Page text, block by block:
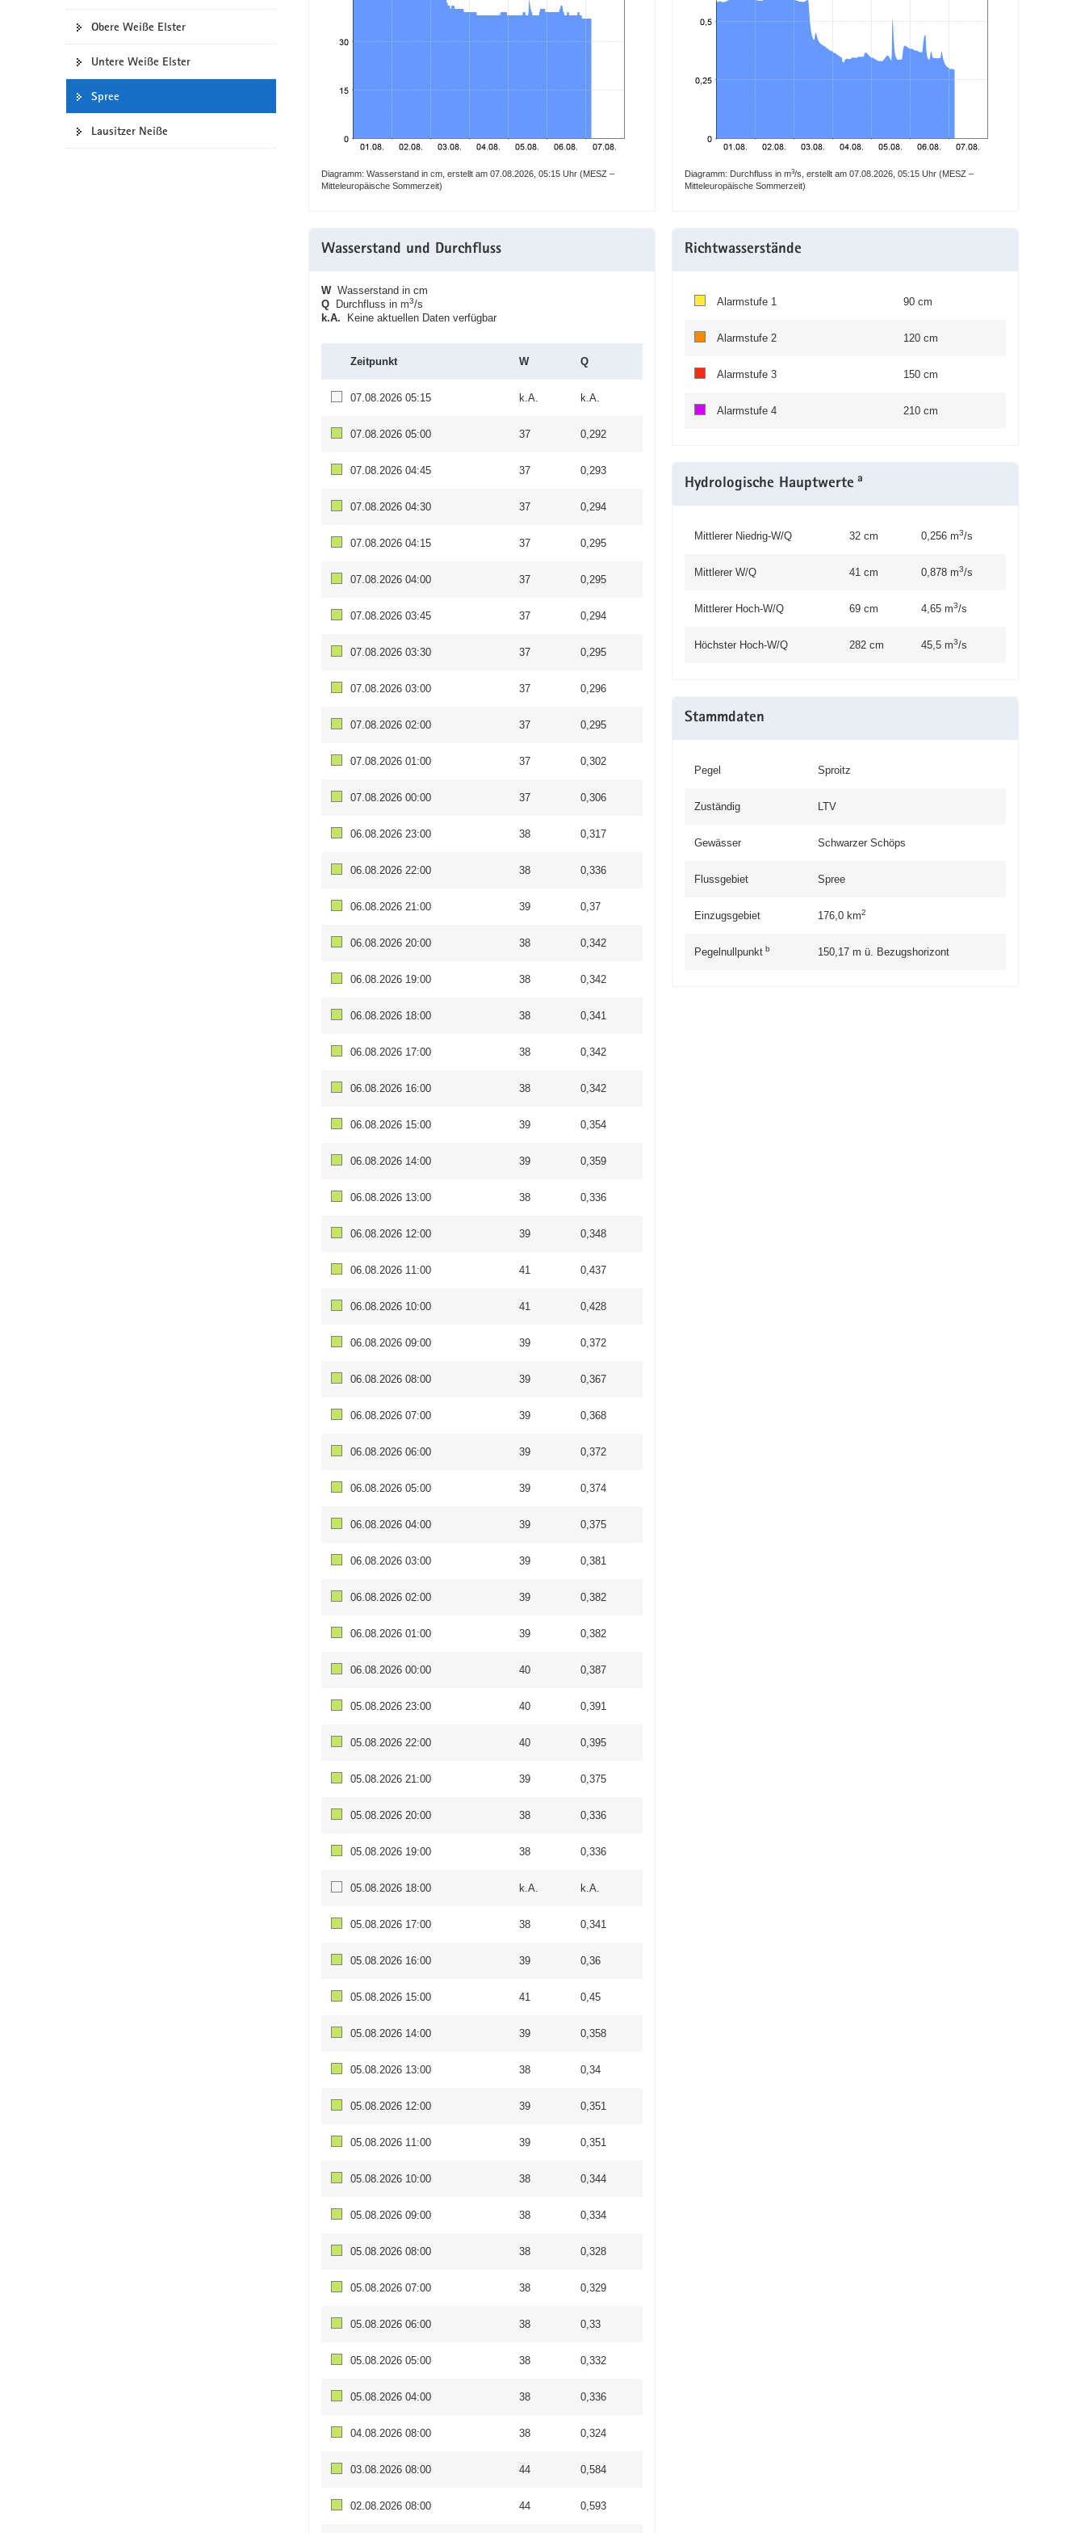
Obere Weiße Elster
Untere Weiße Elster
Spree
Lausitzer Neiße
Diagramm: Wasserstand in cm, erstellt am 07.08.2026, 05:15 Uhr (MESZ –
Mitteleuropäische Sommerzeit)
Diagramm: Durchfluss in m3/s, erstellt am 07.08.2026, 05:15 Uhr (MESZ –
Mitteleuropäische Sommerzeit)
Wasserstand und Durchfluss
WWasserstand in cm
Q Durchfluss in m3/s
k.A. Keine aktuellen Daten verfügbar
Zeitpunkt W Q
07.08.2026 05:15 k.A. k.A.
07.08.2026 05:00 37 0,292
07.08.2026 04:45 37 0,293
07.08.2026 04:30 37 0,294
07.08.2026 04:15 37 0,295
07.08.2026 04:00 37 0,295
07.08.2026 03:45 37 0,294
07.08.2026 03:30 37 0,295
07.08.2026 03:00 37 0,296
07.08.2026 02:00 37 0,295
07.08.2026 01:00 37 0,302
07.08.2026 00:00 37 0,306
06.08.2026 23:00 38 0,317
06.08.2026 22:00 38 0,336
06.08.2026 21:00 39 0,37
06.08.2026 20:00 38 0,342
06.08.2026 19:00 38 0,342
06.08.2026 18:00 38 0,341
06.08.2026 17:00 38 0,342
06.08.2026 16:00 38 0,342
06.08.2026 15:00 39 0,354
06.08.2026 14:00 39 0,359
06.08.2026 13:00 38 0,336
06.08.2026 12:00 39 0,348
06.08.2026 11:00 41 0,437
06.08.2026 10:00 41 0,428
06.08.2026 09:00 39 0,372
06.08.2026 08:00 39 0,367
06.08.2026 07:00 39 0,368
06.08.2026 06:00 39 0,372
06.08.2026 05:00 39 0,374
06.08.2026 04:00 39 0,375
06.08.2026 03:00 39 0,381
06.08.2026 02:00 39 0,382
06.08.2026 01:00 39 0,382
06.08.2026 00:00 40 0,387
05.08.2026 23:00 40 0,391
05.08.2026 22:00 40 0,395
05.08.2026 21:00 39 0,375
05.08.2026 20:00 38 0,336
05.08.2026 19:00 38 0,336
05.08.2026 18:00 k.A. k.A.
05.08.2026 17:00 38 0,341
05.08.2026 16:00 39 0,36
05.08.2026 15:00 41 0,45
05.08.2026 14:00 39 0,358
05.08.2026 13:00 38 0,34
05.08.2026 12:00 39 0,351
05.08.2026 11:00 39 0,351
05.08.2026 10:00 38 0,344
05.08.2026 09:00 38 0,334
05.08.2026 08:00 38 0,328
05.08.2026 07:00 38 0,329
05.08.2026 06:00 38 0,33
05.08.2026 05:00 38 0,332
05.08.2026 04:00 38 0,336
04.08.2026 08:00 38 0,324
03.08.2026 08:00 44 0,584
02.08.2026 08:00 44 0,593
Richtwasserstände
Alarmstufe 1 90 cm
Alarmstufe 2 120 cm
Alarmstufe 3 150 cm
Alarmstufe 4 210 cm
Hydrologische Hauptwerte a
Mittlerer Niedrig-W/Q 32 cm 0,256 m3/s
Mittlerer W/Q 41 cm 0,878 m3/s
Mittlerer Hoch-W/Q 69 cm 4,65 m3/s
Höchster Hoch-W/Q 282 cm 45,5 m3/s
Stammdaten
Pegel Sproitz
Zuständig LTV
Gewässer Schwarzer Schöps
Flussgebiet Spree
Einzugsgebiet 176,0 km2
Pegelnullpunkt b 150,17 m ü. Bezugshorizont